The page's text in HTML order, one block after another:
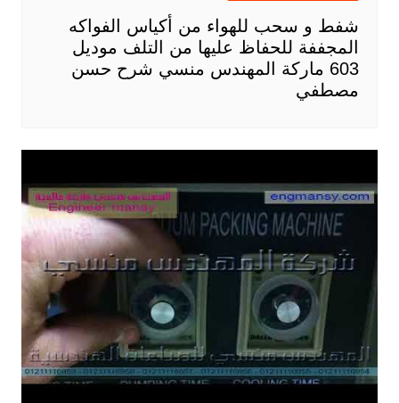
شفط و سحب للهواء من أكياس الفواكه
المجففة للحفاظ عليها من التلف موديل
603 ماركة المهندس منسي شرح حسن
مصطفي